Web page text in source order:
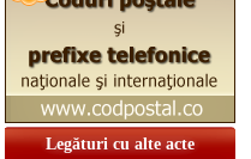
Legături cu alte acte